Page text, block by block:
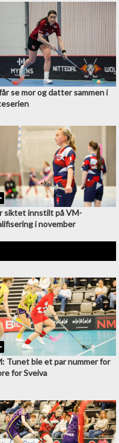
se mor og datter sammen i
siktet innstilt på VM-
i november
Tunet ble et par nummer for
for Sveiva